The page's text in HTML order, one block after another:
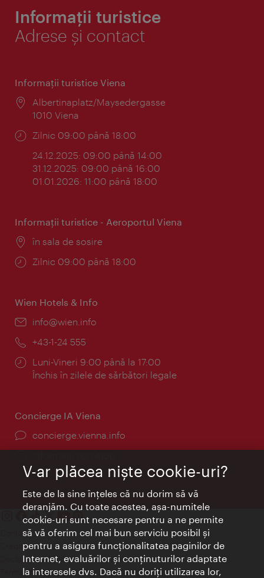
Informații turistice
Adrese și contact
Informaţii turistice Viena
Locul:
Albertinaplatz/Maysedergasse
1010 Viena
Program:
Zilnic 09:00 până 18:00
24.12.2025: 09:00 până 14:00
31.12.2025: 09:00 până 16:00
01.01.2026: 11:00 până 18:00
Informaţii turistice - Aeroportul Viena
Locul:
în sala de sosire
Program:
Zilnic 09:00 până 18:00
Wien Hotels & Info
E-
info@wien.info
Telefon:
+43-1-24 555
Program:
Luni-Vineri 9:00 până la 17:00
Închis în zilele de sărbători legale
Concierge IA Viena
concierge.vienna.info
Contact
Credits
Declaraţie privind protecţia datelor
Terms of Use
V-ar plăcea nişte cookie-uri?
Este de la sine înţeles că nu dorim să vă
deranjăm. Cu toate acestea, aşa-numitele
cookie-uri sunt necesare pentru a ne permite
să vă oferim cel mai bun serviciu posibil şi
pentru a asigura funcţionalitatea paginilor de
Internet, evaluărilor şi conţinuturilor adaptate
la interesele dvs. Dacă nu doriţi utilizarea lor,